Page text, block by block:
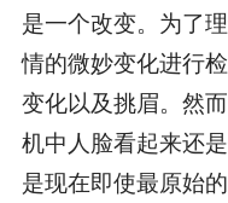
是一个改变。为了
情的微妙变化进行
变化以及挑眉。然
机中人脸看起来还
是现在即使最原始